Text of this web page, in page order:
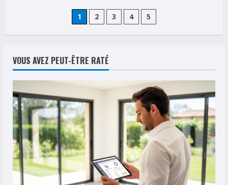
2025
L’oreiller
mémoire
60×60
face
aux
traditionnelles
Pagination
des
publications
1 2 3 4 5
VOUS AVEZ PEUT-ÊTRE RATÉ